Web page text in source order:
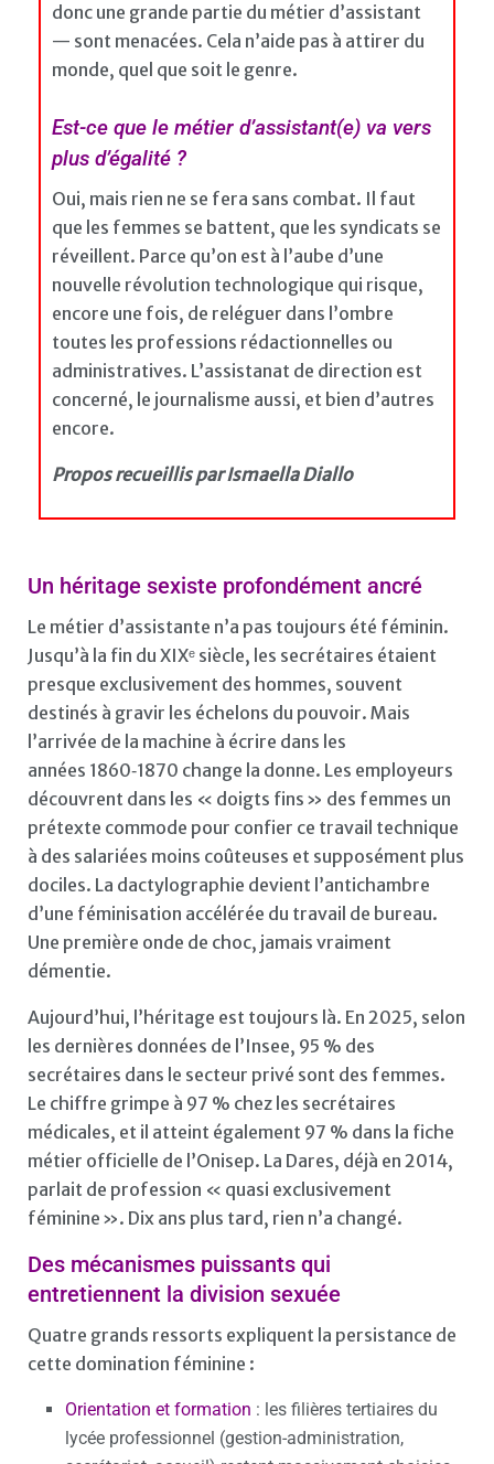
donc une grande partie du métier d’assistant
— sont menacées. Cela n’aide pas à attirer du
monde, quel que soit le genre.
Est-ce que le métier d’assistant(e) va vers
plus d’égalité ?
Oui, mais rien ne se fera sans combat. Il faut
que les femmes se battent, que les syndicats se
réveillent. Parce qu’on est à l’aube d’une
nouvelle révolution technologique qui risque,
encore une fois, de reléguer dans l’ombre
toutes les professions rédactionnelles ou
administratives. L’assistanat de direction est
concerné, le journalisme aussi, et bien d’autres
encore.
Propos recueillis par Ismaella Diallo
Un héritage sexiste profondément ancré
Le métier d’assistante n’a pas toujours été féminin.
Jusqu’à la fin du XIXᵉ siècle, les secrétaires étaient
presque exclusivement des hommes, souvent
destinés à gravir les échelons du pouvoir. Mais
l’arrivée de la machine à écrire dans les
années 1860‑1870 change la donne. Les employeurs
découvrent dans les « doigts fins » des femmes un
prétexte commode pour confier ce travail technique
à des salariées moins coûteuses et supposément plus
dociles. La dactylographie devient l’antichambre
d’une féminisation accélérée du travail de bureau.
Une première onde de choc, jamais vraiment
démentie.
Aujourd’hui, l’héritage est toujours là. En 2025, selon
les dernières données de l’Insee, 95 % des
secrétaires dans le secteur privé sont des femmes.
Le chiffre grimpe à 97 % chez les secrétaires
médicales, et il atteint également 97 % dans la fiche
métier officielle de l’Onisep. La Dares, déjà en 2014,
parlait de profession « quasi exclusivement
féminine ». Dix ans plus tard, rien n’a changé.
Des mécanismes puissants qui
entretiennent la division sexuée
Quatre grands ressorts expliquent la persistance de
cette domination féminine :
Orientation et formation : les filières tertiaires du
lycée professionnel (gestion-administration,